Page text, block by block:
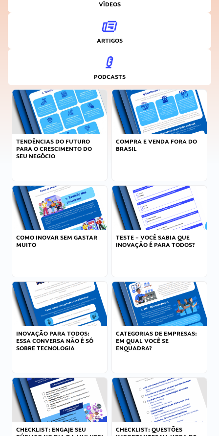
VÍDEOS
ARTIGOS
PODCASTS
TENDÊNCIAS DO FUTURO
PARA O CRESCIMENTO DO
SEU NEGÓCIO
COMPRA E VENDA FORA DO
BRASIL
COMO INOVAR SEM GASTAR
MUITO
TESTE – VOCÊ SABIA QUE
INOVAÇÃO É PARA TODOS?
INOVAÇÃO PARA TODOS:
ESSA CONVERSA NÃO É SÓ
SOBRE TECNOLOGIA
CATEGORIAS DE EMPRESAS:
EM QUAL VOCÊ SE
ENQUADRA?
CHECKLIST: ENGAJE SEU
CHECKLIST: QUESTÕES